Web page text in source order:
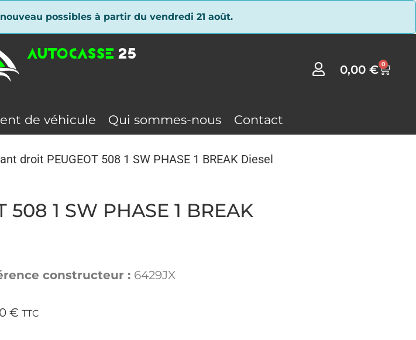
possibles à partir du vendredi 21 août.
0,00€ 0
de véhicule Qui sommes-nous Contact
droit PEUGEOT 508 1 SW PHASE 1 BREAK Diesel
1 SW PHASE 1 BREAK
constructeur : 6429JX
€ TTC